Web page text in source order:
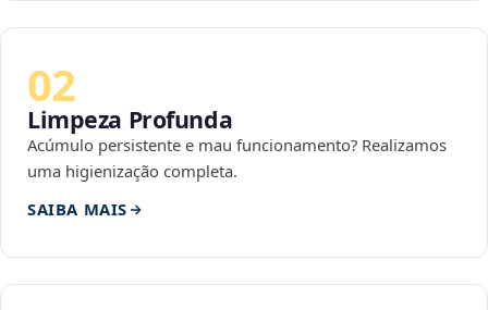
02
Limpeza Profunda
Acúmulo persistente e mau funcionamento? Realizamos
uma higienização completa.
SAIBA MAIS